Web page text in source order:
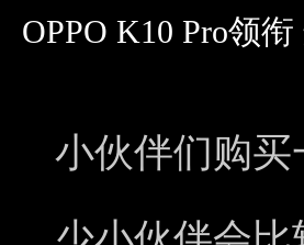
OPPO K10 Pro领
小伙伴们购